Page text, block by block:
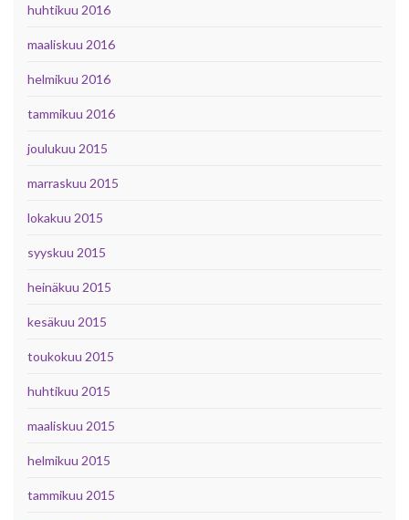
huhtikuu 2016
maaliskuu 2016
helmikuu 2016
tammikuu 2016
joulukuu 2015
marraskuu 2015
lokakuu 2015
syyskuu 2015
heinäkuu 2015
kesäkuu 2015
toukokuu 2015
huhtikuu 2015
maaliskuu 2015
helmikuu 2015
tammikuu 2015